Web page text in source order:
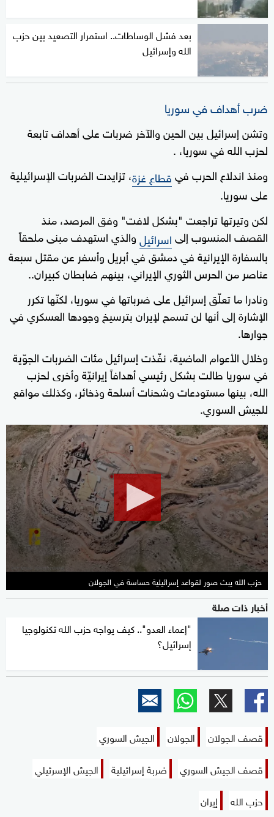
بعد فشل الوساطات.. استمرار التصعيد بين حزب
الله وإسرائيل
ضرب أهداف في سوريا
وتشن إسرائيل بين الحين والآخر ضربات على أهداف تابعة
لحزب الله في سوريا، .
ومنذ اندلاع الحرب فيقطاع غزة، تزايدت الضربات الإسرائيلية
على سوريا.
لكن وتيرتها تراجعت "بشكل لافت" وفق المرصد، منذ
القصف المنسوب إلىاسرائيلوالذي استهدف مبنى ملحقاً
بالسفارة الإيرانية في دمشق في أبريل وأسفر عن مقتل سبعة
عناصر من الحرس الثوري الإيراني، بينهم ضابطان كبيران..
ونادرا ما تعلّق إسرائيل على ضرباتها في سوريا، لكنّها تكرر
الإشارة إلى أنها لن تسمح لإيران بترسيخ وجودها العسكري في
جوارها.
وخلال الأعوام الماضية، نفّذت إسرائيل مئات الضربات الجوّية
في سوريا طالت بشكل رئيسي أهدافاً إيرانيّة وأخرى لحزب
الله، بينها مستودعات وشحنات أسلحة وذخائر، وكذلك مواقع
للجيش السوري.
0
seconds
of
1
minute,
58
seconds
حزب الله يبث صور لقواعد إسرائيلية حساسة في الجولان
أخبار ذات صلة
"إعماء العدو".. كيف يواجه حزب الله تكنولوجيا
إسرائيل؟
قصف الجولان الجولان
الجيش السوري
قصف الجيش السوري
ضربة إسرائيلية
الجيش الإسرئيلي
حزب الله
إيران